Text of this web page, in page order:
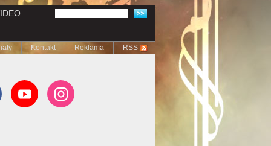
Kontakt Reklama RSS